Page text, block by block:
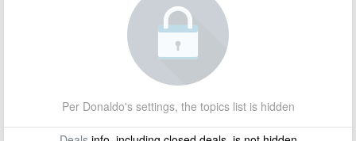
Per Donaldo's settings, the topics list is hidden